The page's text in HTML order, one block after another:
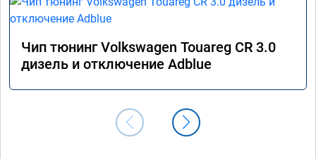
Чип тюнинг Volkswagen Touareg CR 3.0
дизель и отключение Adblue